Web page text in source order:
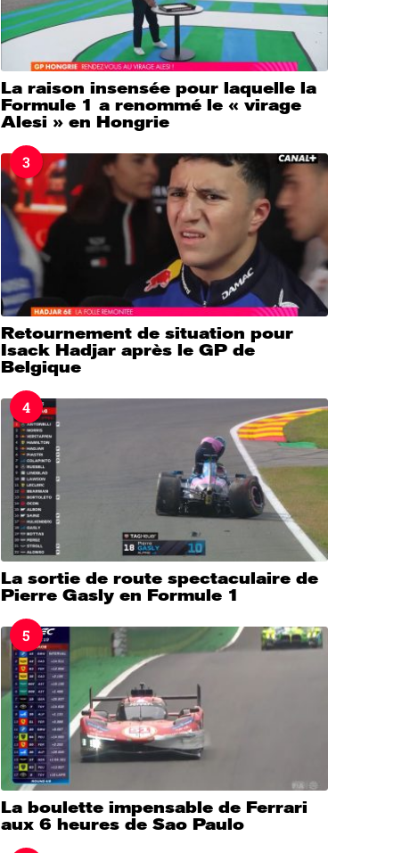
La raison insensée pour laquelle la
Formule 1 a renommé le « virage
Alesi » en Hongrie
3
Retournement de situation pour
Isack Hadjar après le GP de
Belgique
4
La sortie de route spectaculaire de
Pierre Gasly en Formule 1
5
La boulette impensable de Ferrari
aux 6 heures de Sao Paulo